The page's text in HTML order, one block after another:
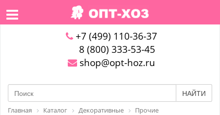
+7 (499) 110-36-37
8 (800) 333-53-45
shop@opt-hoz.ru
НАЙТИ
Главная Каталог Декоративные
Прочие